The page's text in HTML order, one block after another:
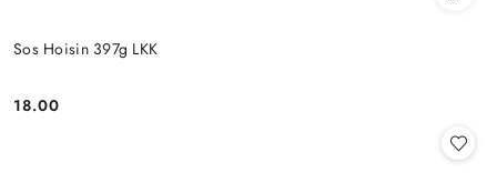
Sos Hoisin 397g LKK
Cena:
18.00